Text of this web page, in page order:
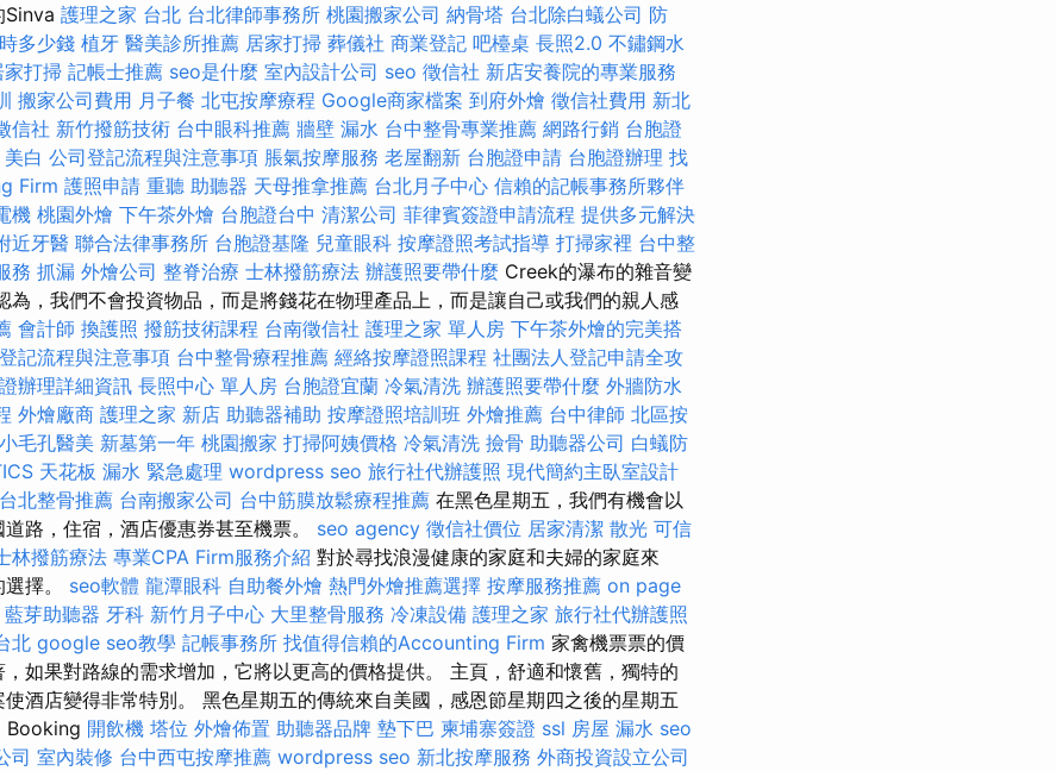
Sinva 護理之家 台北 台北律師事務所 桃園搬家公司 納骨塔 台北除白蟻公司 防
多少錢 植牙 醫美診所推薦 居家打掃 葬儀社 商業登記 吧檯桌 長照2.0 不鏽鋼水
家打掃 記帳士推薦 seo是什麼 室內設計公司 seo 徵信社 新店安養院的專業服務
搬家公司費用 月子餐 北屯按摩療程 Google商家檔案 到府外燴 徵信社費用 新北
信社 新竹撥筋技術 台中眼科推薦 牆壁 漏水 台中整骨專業推薦 網路行銷 台胞證
美白 公司登記流程與注意事項 脹氣按摩服務 老屋翻新 台胞證申請 台胞證辦理 找
Firm 護照申請 重聽 助聽器 天母推拿推薦 台北月子中心 信賴的記帳事務所夥伴
機 桃園外燴 下午茶外燴 台胞證台中 清潔公司 菲律賓簽證申請流程 提供多元解決
近牙醫 聯合法律事務所 台胞證基隆 兒童眼科 按摩證照考試指導 打掃家裡 台中整
務 抓漏 外燴公司 整脊治療 士林撥筋療法 辦護照要帶什麼 Creek的瀑布的雜音變
為，我們不會投資物品，而是將錢花在物理產品上，而是讓自己或我們的親人感
會計師 換護照 撥筋技術課程 台南徵信社 護理之家 單人房 下午茶外燴的完美搭
記流程與注意事項 台中整骨療程推薦 經絡按摩證照課程 社團法人登記申請全攻
辦理詳細資訊 長照中心 單人房 台胞證宜蘭 冷氣清洗 辦護照要帶什麼 外牆防水
外燴廠商 護理之家 新店 助聽器補助 按摩證照培訓班 外燴推薦 台中律師 北區按
毛孔醫美 新墓第一年 桃園搬家 打掃阿姨價格 冷氣清洗 撿骨 助聽器公司 白蟻防
天花板 漏水 緊急處理 wordpress seo 旅行社代辦護照 現代簡約主臥室設計
台北整骨推薦 台南搬家公司 台中筋膜放鬆療程推薦 在黑色星期五，我們有機會以
路，住宿，酒店優惠券甚至機票。 seo agency 徵信社價位 居家清潔 散光 可信
林撥筋療法 專業CPA Firm服務介紹 對於尋找浪漫健康的家庭和夫婦的家庭來
擇。 seo軟體 龍潭眼科 自助餐外燴 熱門外燴推薦選擇 按摩服務推薦 on page
藍芽助聽器 牙科 新竹月子中心 大里整骨服務 冷凍設備 護理之家 旅行社代辦護照
北 google seo教學 記帳事務所 找值得信賴的Accounting Firm 家禽機票票的價
如果對路線的需求增加，它將以更高的價格提供。 主頁，舒適和懷舊，獨特的
酒店變得非常特別。 黑色星期五的傳統來自美國，感恩節星期四之後的星期五
Booking 開飲機 塔位 外燴佈置 助聽器品牌 墊下巴 柬埔寨簽證 ssl 房屋 漏水 seo
司 室內裝修 台中西屯按摩推薦 wordpress seo 新北按摩服務 外商投資設立公司